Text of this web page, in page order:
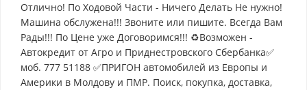
Отлично! По Ходовой Части - Ничего Делать Не нужно!
Машина обслужена!!! Звоните или пишите. Всегда Вам
Рады!!! По Цене уже Договоримся!!! ♻Возможен -
Автокредит от Агро и Приднестровского Сбербанка✅
моб. 777 51188 ✅ПРИГОН автомобилей из Европы и
Америки в Молдову и ПМР. Поиск, покупка, доставка,